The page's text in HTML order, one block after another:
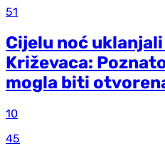
51
Cijelu noć
Križevaca:
mogla biti
10
45